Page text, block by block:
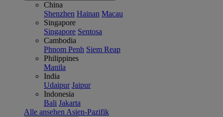
China
Shenzhen Hainan Macau
Singapore
Singapore Sentosa
Cambodia
Phnom Penh Siem Reap
Philippines
Manila
India
Udaipur Jaipur
Indonesia
Bali Jakarta
Alle ansehen Asien-Pazifik